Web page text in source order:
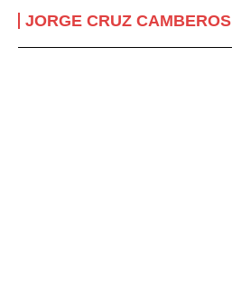
JORGE CRUZ CAMBEROS